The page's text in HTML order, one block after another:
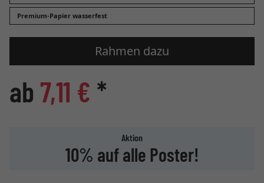
Premium-Papier wasserfest
Rahmen dazu
ab 7,11 € *
Aktion
10% auf alle Poster!